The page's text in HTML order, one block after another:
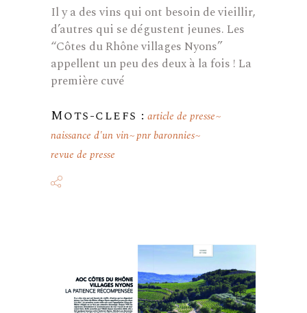
Il y a des vins qui ont besoin de vieillir,
d’autres qui se dégustent jeunes. Les
“Côtes du Rhône villages Nyons”
appellent un peu des deux à la fois ! La
première cuvé
Mots-clefs : article de presse
naissance d'un vin pnr baronnies
revue de presse